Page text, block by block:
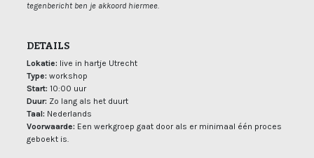
tegenbericht ben je akkoord hiermee.
DETAILS
Lokatie: live in hartje Utrecht
Type: workshop
Start: 10:00 uur
Duur: Zo lang als het duurt
Taal: Nederlands
Voorwaarde: Een werkgroep gaat door als er minimaal één proces
geboekt is.